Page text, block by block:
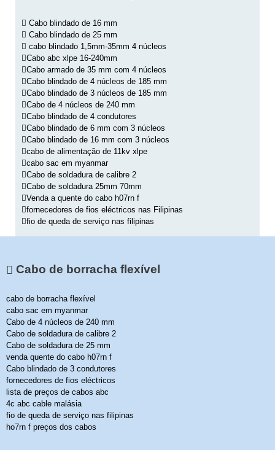
Cabo blindado de 16 mm
Cabo blindado de 25 mm
cabo blindado 1,5mm-35mm 4 núcleos
Cabo abc xlpe 16-240mm
Cabo armado de 35 mm com 4 núcleos
Cabo blindado de 4 núcleos de 185 mm
Cabo blindado de 3 núcleos de 185 mm
Cabo de 4 núcleos de 240 mm
Cabo blindado de 4 condutores
Cabo blindado de 6 mm com 3 núcleos
Cabo blindado de 16 mm com 3 núcleos
cabo de alimentação de 11kv xlpe
cabo sac em myanmar
Cabo de soldadura de calibre 2
Cabo de soldadura 25mm 70mm
Venda a quente do cabo h07rn f
fornecedores de fios eléctricos nas Filipinas
fio de queda de serviço nas filipinas
Cabo de borracha flexível
cabo de borracha flexível
cabo sac em myanmar
Cabo de 4 núcleos de 240 mm
Cabo de soldadura de calibre 2
Cabo de soldadura de 25 mm
venda quente do cabo h07rn f
Cabo blindado de 3 condutores
fornecedores de fios eléctricos
lista de preços de cabos abc
4c abc cable malásia
fio de queda de serviço nas filipinas
ho7rn f preços dos cabos